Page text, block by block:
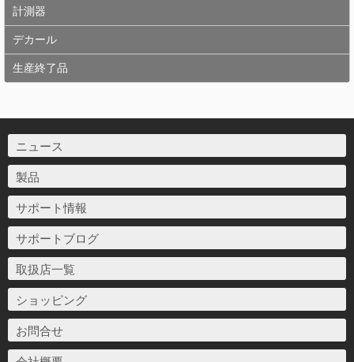
計測器
デカール
生産終了品
ニュース
製品
サポート情報
サポートブログ
取扱店一覧
ショッピング
お問合せ